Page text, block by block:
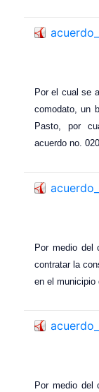
Por el cual se
comodato, un
Pasto, por
acuerdo no.
Por medio del
contratar la
en el municipio
Por medio del